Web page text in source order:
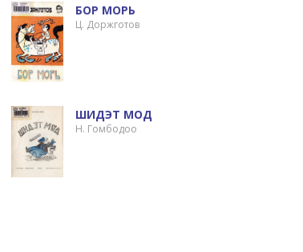
БОР МОРЬ
Ц. Доржготов
ШИДЭТ МОД
Н. Гомбодоо